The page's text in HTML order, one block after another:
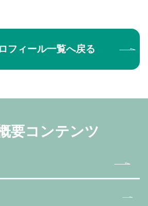
フィール一覧へ戻る
要コンテンツ